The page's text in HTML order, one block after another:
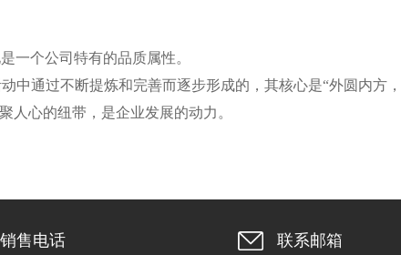
一个公司特有的品质属性。
中通过不断提炼和完善而逐步形成的，其核心是“外圆内方，
人心的纽带，是企业发展的动力。
销售电话 联系邮箱